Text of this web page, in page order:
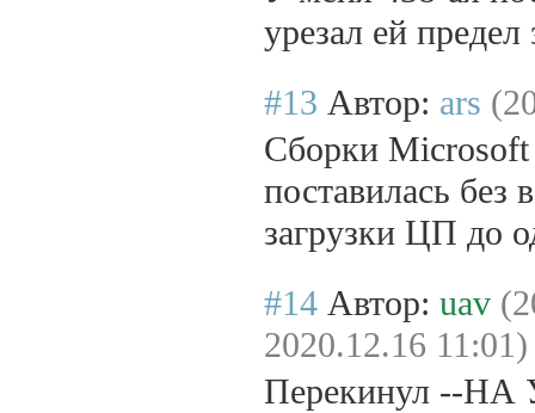
урезал ей
#13 Автор: ars
Сборки Microsoft
поставилась без
загрузки ЦП до
#14 Автор: uav
2020.12.16 11:01)
Перекинул --